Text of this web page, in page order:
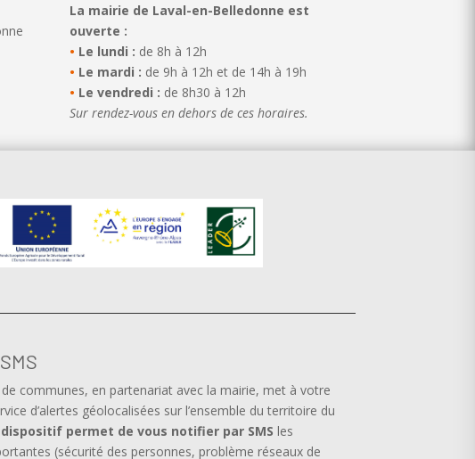
La mairie de Laval-en-Belledonne est
ouverte :
• Le lundi : de 8h à 12h
• Le mardi : de 9h à 12h et de 14h à 19h
• Le vendredi : de 8h30 à 12h
Sur rendez-vous en dehors de ces horaires.
communes, en partenariat avec la mairie, met à votre
d’alertes géolocalisées sur l’ensemble du territoire du
dispositif permet de vous notifier par SMS les
(sécurité des personnes, problème réseaux de